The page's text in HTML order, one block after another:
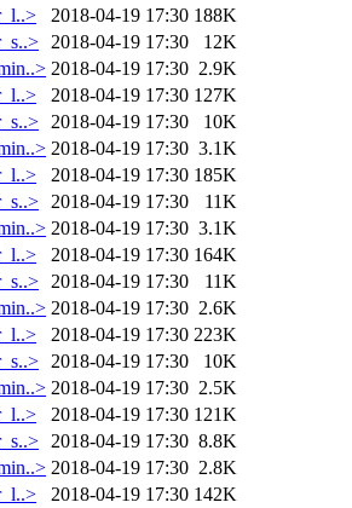
2018-04-19 17:30 188K
2018-04-19 17:30
12K
2018-04-19 17:30 2.9K
2018-04-19 17:30 127K
2018-04-19 17:30
10K
2018-04-19 17:30 3.1K
2018-04-19 17:30 185K
2018-04-19 17:30
11K
2018-04-19 17:30 3.1K
2018-04-19 17:30 164K
2018-04-19 17:30
11K
2018-04-19 17:30 2.6K
2018-04-19 17:30 223K
2018-04-19 17:30
10K
2018-04-19 17:30 2.5K
2018-04-19 17:30 121K
2018-04-19 17:30 8.8K
2018-04-19 17:30 2.8K
2018-04-19 17:30 142K